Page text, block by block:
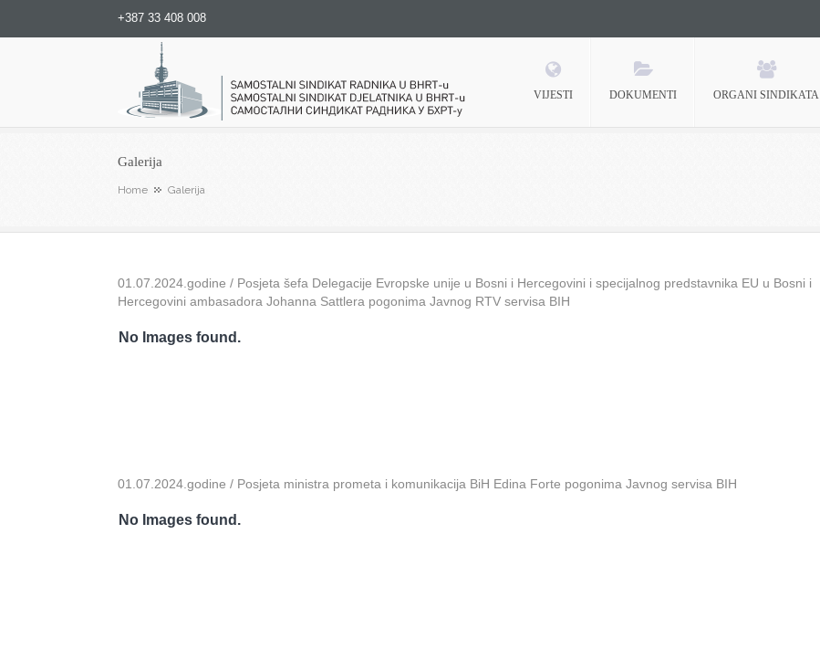
+387 33 408 008
Samostalni sindikat radnika u BHRT-u
VIJESTI DOKUMENTI ORGANI SINDIKATA
Galerija
Home Galerija
01.07.2024.godine / Posjeta šefa Delegacije Evropske unije u Bosni i Hercegovini i specijalnog predstavnika EU u Bosni i
Hercegovini ambasadora Johanna Sattlera pogonima Javnog RTV servisa BIH
No Images found.
01.07.2024.godine / Posjeta ministra prometa i komunikacija BiH Edina Forte pogonima Javnog servisa BIH
No Images found.